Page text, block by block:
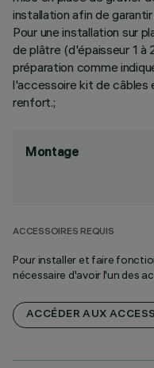
installation afin de
Pour une installation sur
de plâtre (d'épaisseur 1 à
préparation comme
l'accessoire kit de câbles
renfort.;
Montage
ACCESSOIRES REQUIS
Pour installer et faire
nécessaire d'avoir l'un des
ACCÉDER AUX